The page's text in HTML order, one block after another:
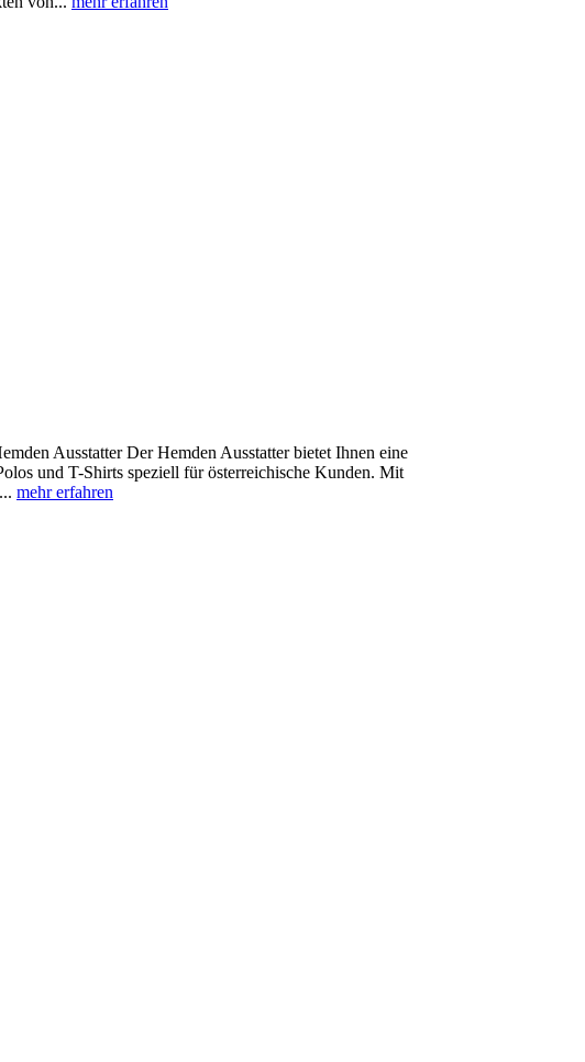
Ausstatter Der Hemden Ausstatter bietet Ihnen eine
und T-Shirts speziell für österreichische Kunden. Mit
mehr erfahren